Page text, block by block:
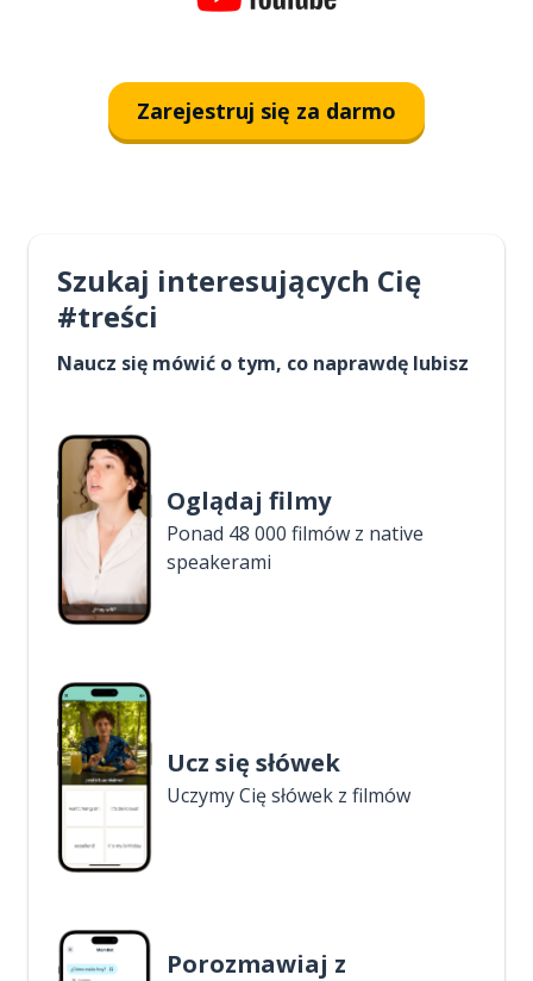
Zarejestruj się za darmo
Szukaj interesujących Cię
#treści
Naucz się mówić o tym, co naprawdę lubisz
Oglądaj filmy
Ponad 48 000 filmów z native
speakerami
Ucz się słówek
Uczymy Cię słówek z filmów
Porozmawiaj z